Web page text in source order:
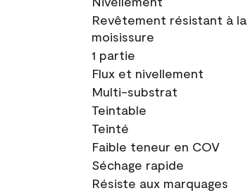
Revêtement résistant à la
moisissure
1 partie
Flux et nivellement
Multi-substrat
Teintable
Teinté
Faible teneur en COV
Séchage rapide
Résiste aux marquages